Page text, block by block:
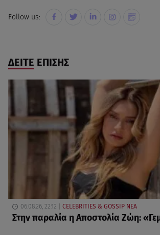
Follow us:
ΔΕΙΤΕ ΕΠΙΣΗΣ
06.08.26, 22:12 CELEBRITIES & GOSSIP ΝΕΑ
Στην παραλία η Αποστολία Ζώη: